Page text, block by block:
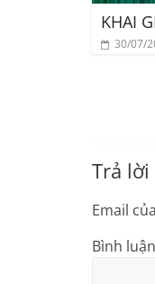
KHAI
30/07/
Trả lời
Email
Bình luận